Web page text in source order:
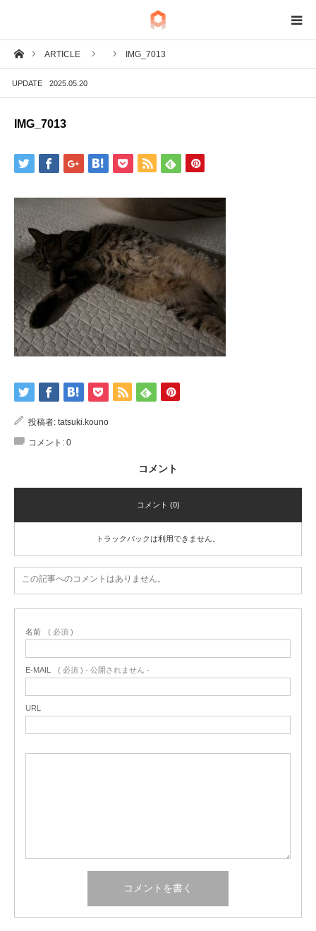
ホームARTICLE IMG_7013
UPDATE 2025.05.20
IMG_7013
投稿者: tatsuki.kouno
コメント: 0
コメント
コメント (0)
トラックバックは利用できません。
この記事へのコメントはありません。
名前 ( 必須 )
E-MAIL ( 必須 ) - 公開されません -
URL
BIM
IoT